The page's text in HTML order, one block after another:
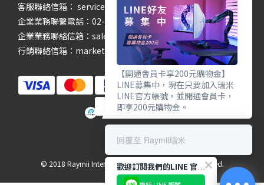
客服聯絡信箱： service@raymii.com
企業業務聯繫電話：02-22755699 #302
企業業務聯絡信箱：sales@raymii.com
行銷聯絡信箱：marketing@raymii.com
© 2018 Raymii International Limited. All Rights Reserved.
【開通會員卡享200元購物金】
LINE募集中，現在只要加入瑞米
LINE官方帳號，並開通會員卡，
即享200元購物金。
回覆至 Raymii瑞米
歡迎訂閱我們的LINE 官方帳號